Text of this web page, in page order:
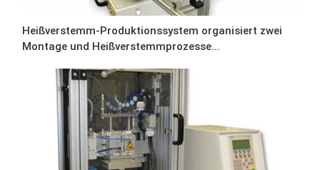
Heißverstemm-Produktionssystem organisiert zwei
Montage und Heißverstemmprozesse...